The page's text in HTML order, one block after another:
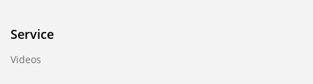
Service
Videos